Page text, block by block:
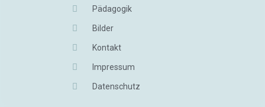
Pädagogik
Bilder
Kontakt
Impressum
Datenschutz